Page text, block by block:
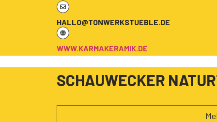
HALLO@TONWERKSTUEBLE.DE
WWW.KARMAKERAMIK.DE
SCHAUWECKER